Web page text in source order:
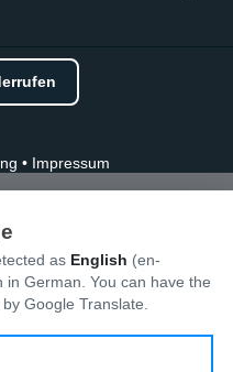
• Impressum
as English (en-
in German. You can have the
Google Translate.